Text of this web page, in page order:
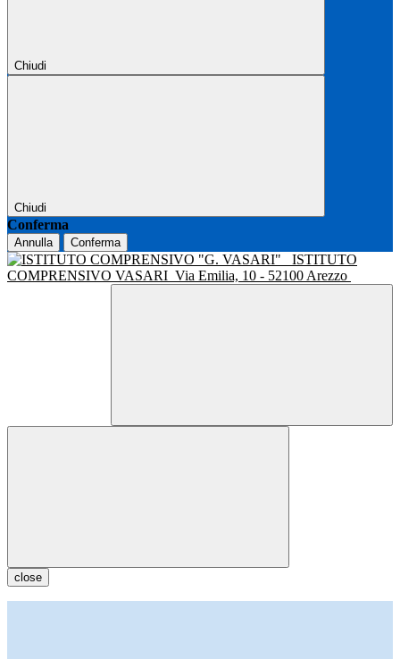
Chiudi
Chiudi
Conferma
Annulla Conferma
ISTITUTO
COMPRENSIVO VASARI Via Emilia, 10 - 52100 Arezzo
close